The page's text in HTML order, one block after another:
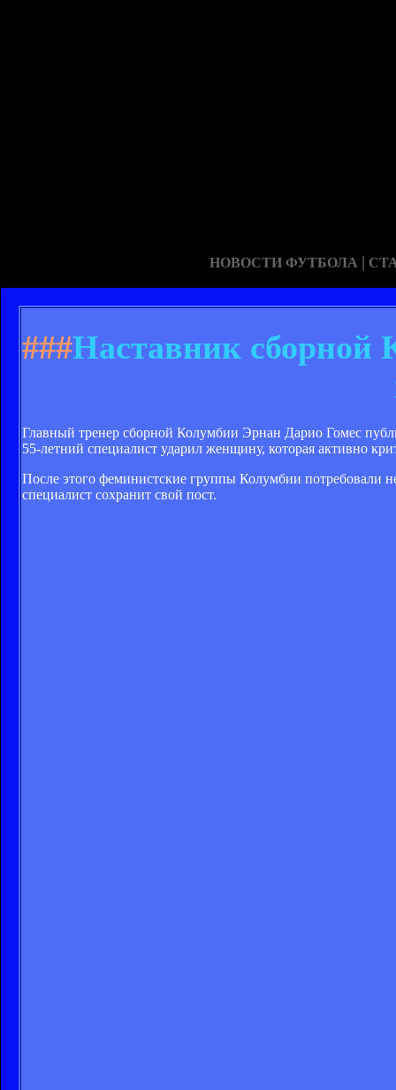
НОВОСТИ ФУТБОЛА |
###Наставник сборной
Главный тренер сборной Колумбии Эрнан Дарио Гомес
55-летний специалист ударил женщину, которая активно
После этого феминистские группы Колумбии потребовали
специалист сохранит свой пост.